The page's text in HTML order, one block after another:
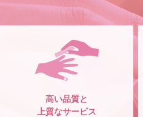
高い品質と
上質なサービス